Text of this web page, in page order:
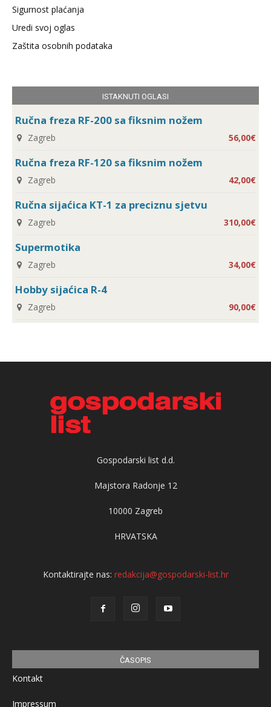
Sigurnost plaćanja
Uredi svoj oglas
Zaštita osobnih podataka
ISTAKNUTI OGLASI
Ručna freza RF-200 sa fiksnim nožem
Zagreb 56,00€
Ručna freza RF-120 sa fiksnim nožem
Zagreb 42,00€
Ručna sijaćica KT-1 za preciznu sjetvu
Zagreb 310,00€
Supermotika
Zagreb 34,00€
Hobby sijaćica R-4
Zagreb 90,00€
Gospodarski list d.d.
Majstora Radonje 12
10000 Zagreb
HRVATSKA
Kontaktirajte nas: redakcija@gospodarski-list.hr
ČASOPIS
Kontakt
Impressum